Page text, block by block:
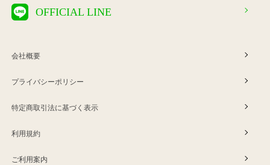
OFFICIAL LINE
会社概要
プライバシーポリシー
特定商取引法に基づく表示
利用規約
ご利用案内